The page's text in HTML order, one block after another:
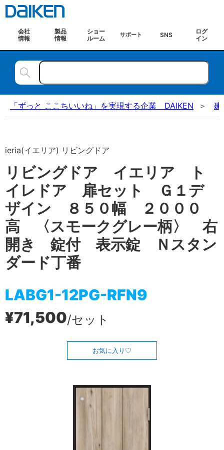
会社
情報
製品
情報
ショー
ルーム
サポート SNS
ログ
イン
「ずっと ここちいいね」を実現する企業 DAIKEN 建
ieria(イエリア) リビングドア
リビングドア イエリア ト
イレドア 扉セット Ｇ１デ
ザイン ８５０幅 ２０００
高 〈スモークグレー柄〉 右
開き 錠付 表示錠 Ｎスタン
ダード丁番
LABG1-12PG-RFN9
¥71,500/セット
お気に入り